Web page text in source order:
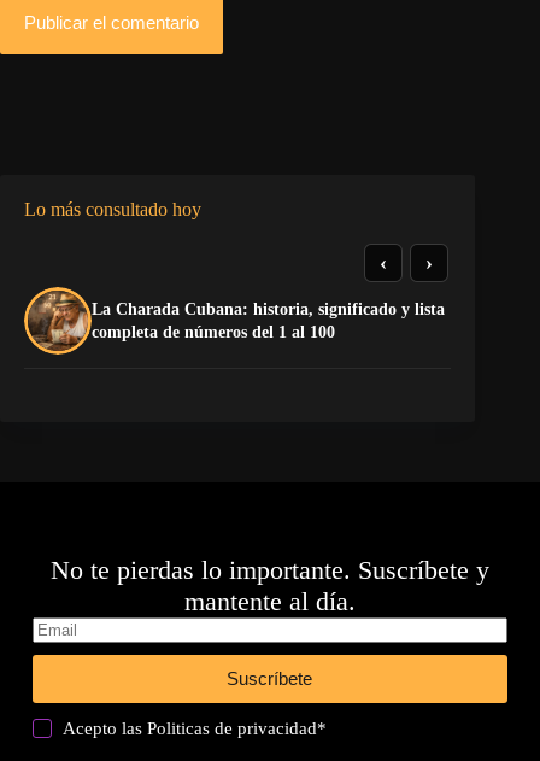
Publicar el comentario
Lo más consultado hoy
La Charada Cubana: historia, significado y lista
completa de números del 1 al 100
‹ ›
No te pierdas lo importante. Suscríbete y
mantente al día.
Suscríbete
Acepto lasPoliticas de privacidad*